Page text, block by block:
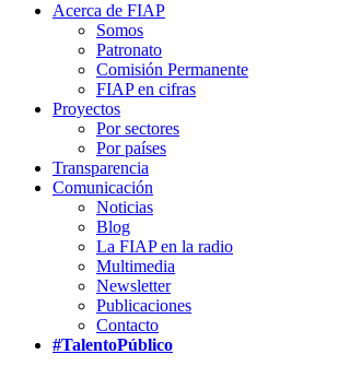
Acerca de FIAP
Somos
Patronato
Comisión Permanente
FIAP en cifras
Proyectos
Por sectores
Por países
Transparencia
Comunicación
Noticias
Blog
La FIAP en la radio
Multimedia
Newsletter
Publicaciones
Contacto
#TalentoPúblico